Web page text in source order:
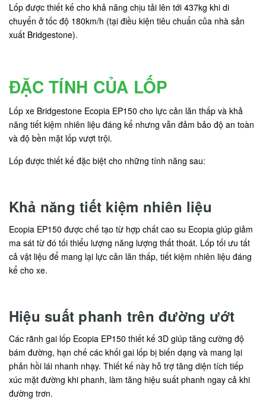
Lốp được thiết kế cho khả năng chịu tải lên tới 437kg khi di
chuyển ở tốc độ 180km/h (tại điều kiện tiêu chuẩn của nhà sản
xuất Bridgestone).
ĐẶC TÍNH CỦA LỐP
Lốp xe Bridgestone Ecopia EP150 cho lực cản lăn thấp và khả
năng tiết kiệm nhiên liệu đáng kể nhưng vẫn đảm bảo độ an toàn
và độ bền mặt lốp vượt trội.
Lốp được thiết kế đặc biệt cho những tính năng sau:
Khả năng tiết kiệm nhiên liệu
Ecopia EP150 được chế tạo từ hợp chất cao su Ecopia giúp giảm
ma sát từ đó tối thiểu lượng năng lượng thất thoát. Lốp tối ưu tất
cả vật liệu để mang lại lực cản lăn thấp, tiết kiệm nhiên liệu đáng
kể cho xe.
Hiệu suất phanh trên đường ướt
Các rãnh gai lốp Ecopia EP150 thiết kế 3D giúp tăng cường độ
bám đường, hạn chế các khối gai lốp bị biến dạng và mang lại
phản hồi lái nhanh nhạy. Thiết kế này hỗ trợ tăng diện tích tiếp
xúc mặt đường khi phanh, làm tăng hiệu suất phanh ngay cả khi
đường trơn.